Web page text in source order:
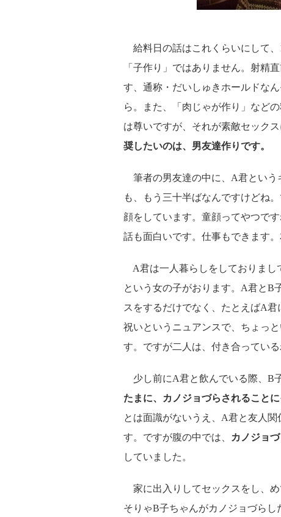
給料日の話はこれくらいにして、
「子作り」ではありません。射精
す、通称・だいしゅきホールドな
ら。また、「肉じゃが作り」など
は尊いですが、それが素敵セック
奨したいのは、男友達作りです。
筆者の男友達の中に、A君という
も、もう三十半ばなんですけどね
顔をしています。童顔ってやつで
話も面白いです。仕事もできます
A君は一人暮らしをしておりまし
という女の子がおります。A君とB
スをするだけでなく、たとえばA
祝いというニュアンスで、ちょっ
す。ですが二人は、付き合っている
少し前にA君と飲んでいる際、B
たまに、カノジョづらされることに
とは面識がないうえ、A君と友人
す。ですが腹の中では、
カノジョ
していました。
家に出入りしてセックスをし、め
そりゃB子ちゃんがカノジョづら